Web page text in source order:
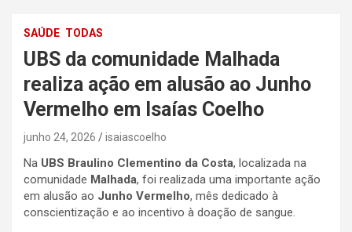
SAÚDE TODAS
UBS da comunidade Malhada
realiza ação em alusão ao Junho
Vermelho em Isaías Coelho
junho 24, 2026 isaiascoelho
Na UBS Braulino Clementino da Costa, localizada na
comunidade Malhada, foi realizada uma importante ação
em alusão ao Junho Vermelho, mês dedicado à
conscientização e ao incentivo à doação de sangue.